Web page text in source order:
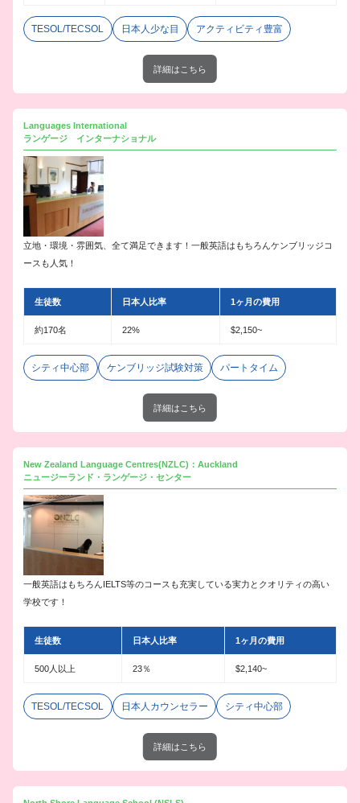
TESOL/TECSOL 日本人少な目 アクティビティ豊富
詳細はこちら
Languages International
ランゲージ インターナショナル
立地・環境・雰囲気、全て満足できます！一般英語はもちろんケンブリッジコ
ースも人気！
生徒数 日本人比率 1ヶ月の費用
約170名 22% $2,150~
シティ中心部 ケンブリッジ試験対策 パートタイム
詳細はこちら
New Zealand Language Centres(NZLC)：Auckland
ニュージーランド・ランゲージ・センター
一般英語はもちろんIELTS等のコースも充実している実力とクオリティの高い
学校です！
生徒数 日本人比率 1ヶ月の費用
500人以上 23％ $2,140~
TESOL/TECSOL 日本人カウンセラー シティ中心部
詳細はこちら